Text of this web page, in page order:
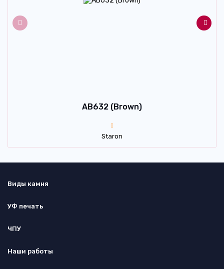
AB632 (Brown)
Staron
Виды камня
УФ печать
ЧПУ
Наши работы